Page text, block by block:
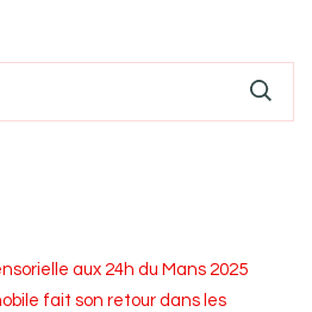
aux 24h du Mans 2025
fait son retour dans les